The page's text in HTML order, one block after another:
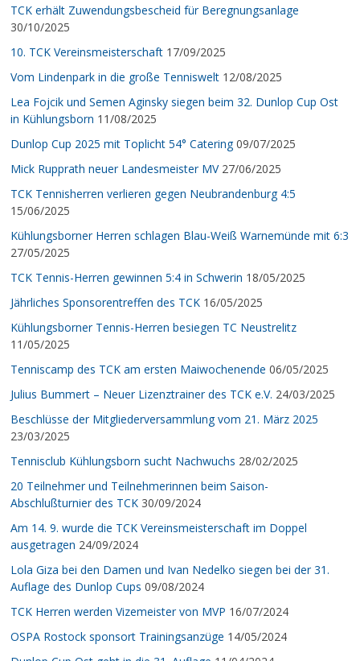
TCK erhält Zuwendungsbescheid für Beregnungsanlage
30/10/2025
10. TCK Vereinsmeisterschaft 17/09/2025
Vom Lindenpark in die große Tenniswelt 12/08/2025
Lea Fojcik und Semen Aginsky siegen beim 32. Dunlop Cup Ost
in Kühlungsborn 11/08/2025
Dunlop Cup 2025 mit Toplicht 54° Catering 09/07/2025
Mick Rupprath neuer Landesmeister MV 27/06/2025
TCK Tennisherren verlieren gegen Neubrandenburg 4:5
15/06/2025
Kühlungsborner Herren schlagen Blau-Weiß Warnemünde mit 6:3
27/05/2025
TCK Tennis-Herren gewinnen 5:4 in Schwerin 18/05/2025
Jährliches Sponsorentreffen des TCK 16/05/2025
Kühlungsborner Tennis-Herren besiegen TC Neustrelitz
11/05/2025
Tenniscamp des TCK am ersten Maiwochenende 06/05/2025
Julius Bummert – Neuer Lizenztrainer des TCK e.V. 24/03/2025
Beschlüsse der Mitgliederversammlung vom 21. März 2025
23/03/2025
Tennisclub Kühlungsborn sucht Nachwuchs 28/02/2025
20 Teilnehmer und Teilnehmerinnen beim Saison-
Abschlußturnier des TCK 30/09/2024
Am 14. 9. wurde die TCK Vereinsmeisterschaft im Doppel
ausgetragen 24/09/2024
Lola Giza bei den Damen und Ivan Nedelko siegen bei der 31.
Auflage des Dunlop Cups 09/08/2024
TCK Herren werden Vizemeister von MVP 16/07/2024
OSPA Rostock sponsort Trainingsanzüge 14/05/2024